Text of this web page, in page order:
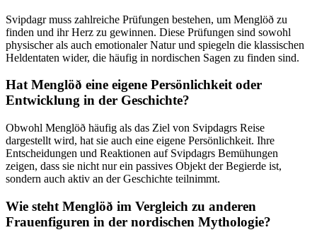
Svipdagr muss zahlreiche Prüfungen⁤ bestehen, um Menglöð zu⁣
finden⁢ und ihr Herz zu gewinnen.⁣ Diese Prüfungen sind sowohl
physischer als auch emotionaler Natur und spiegeln die klassischen
Heldentaten wider, die häufig in nordischen Sagen zu finden sind.
Hat Menglöð eine eigene Persönlichkeit ⁤oder
Entwicklung in ⁤der Geschichte?
Obwohl Menglöð häufig als das Ziel von Svipdagrs Reise
dargestellt wird, hat sie auch eine eigene Persönlichkeit. Ihre
Entscheidungen und Reaktionen‍ auf Svipdagrs Bemühungen
zeigen, ⁣dass sie nicht nur ein passives Objekt der Begierde ist,
sondern auch aktiv an der Geschichte teilnimmt.
Wie steht Menglöð‍ im‍ Vergleich zu anderen
Frauenfiguren in der nordischen Mythologie?